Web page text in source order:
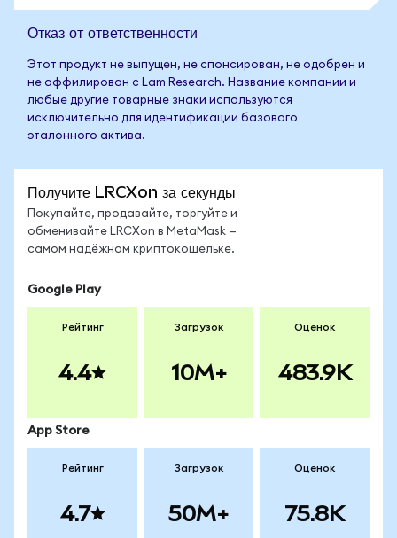
Отказ от ответственности
Этот продукт не выпущен, не спонсирован, не одобрен и
не аффилирован с Lam Research. Название компании и
любые другие товарные знаки используются
исключительно для идентификации базового
эталонного актива.
Получите LRCXon за секунды
Покупайте, продавайте, торгуйте и
обменивайте LRCXon в MetaMask —
самом надёжном криптокошельке.
Google Play
Рейтинг
4.4
Загрузок
10M+
Оценок
483.9K
App Store
Рейтинг
4.7
Загрузок
50M+
Оценок
75.8K